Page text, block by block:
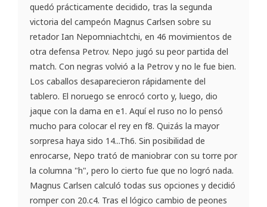
quedó prácticamente decidido, tras la segunda
victoria del campeón Magnus Carlsen sobre su
retador Ian Nepomniachtchi, en 46 movimientos de
otra defensa Petrov. Nepo jugó su peor partida del
match. Con negras volvió a la Petrov y no le fue bien.
Los caballos desaparecieron rápidamente del
tablero. El noruego se enrocó corto y, luego, dio
jaque con la dama en e1. Aquí el ruso no lo pensó
mucho para colocar el rey en f8. Quizás la mayor
sorpresa haya sido 14...Th6. Sin posibilidad de
enrocarse, Nepo trató de maniobrar con su torre por
la columna "h", pero lo cierto fue que no logró nada.
Magnus Carlsen calculó todas sus opciones y decidió
romper con 20.c4. Tras el lógico cambio de peones